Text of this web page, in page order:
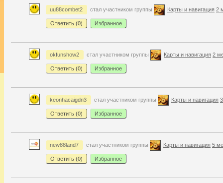
uu88combet2 стал участником группы Карты и навигация 2
Ответить (0) Избранное
okfunshow2 стал участником группы Карты и навигация 2
Ответить (0) Избранное
keonhacaigdn3 стал участником группы Карты и навигация
Ответить (0) Избранное
new88land7 стал участником группы Карты и навигация 5
Ответить (0) Избранное